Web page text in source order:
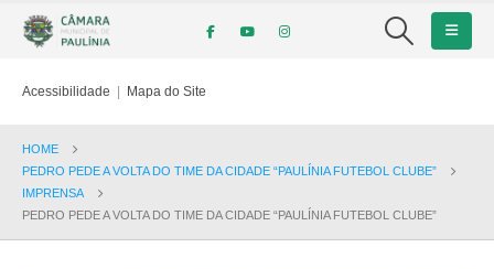
Acessibilidade | Mapa do Site
HOME
PEDRO PEDE A VOLTA DO TIME DA CIDADE “PAULÍNIA FUTEBOL CLUBE”
IMPRENSA
PEDRO PEDE A VOLTA DO TIME DA CIDADE “PAULÍNIA FUTEBOL CLUBE”